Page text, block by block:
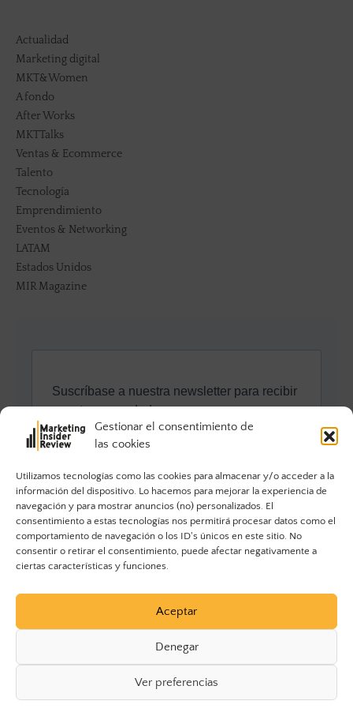
Gestionar el consentimiento de
las cookies
Utilizamos tecnologías como las cookies para almacenar y/o acceder a la
información del dispositivo. Lo hacemos para mejorar la experiencia de
navegación y para mostrar anuncios (no) personalizados. El
consentimiento a estas tecnologías nos permitirá procesar datos como el
comportamiento de navegación o los ID's únicos en este sitio. No
consentir o retirar el consentimiento, puede afectar negativamente a
ciertas características y funciones.
Aceptar
Denegar
Ver preferencias
Actualidad
Marketing digital
MKT&Women
A fondo
After Works
MKTTalks
Ventas & Ecommerce
Talento
Tecnología
Emprendimiento
Eventos & Networking
LATAM
Estados Unidos
MIR Magazine
© 2023 Marketing Insider Review. Todos los derechos